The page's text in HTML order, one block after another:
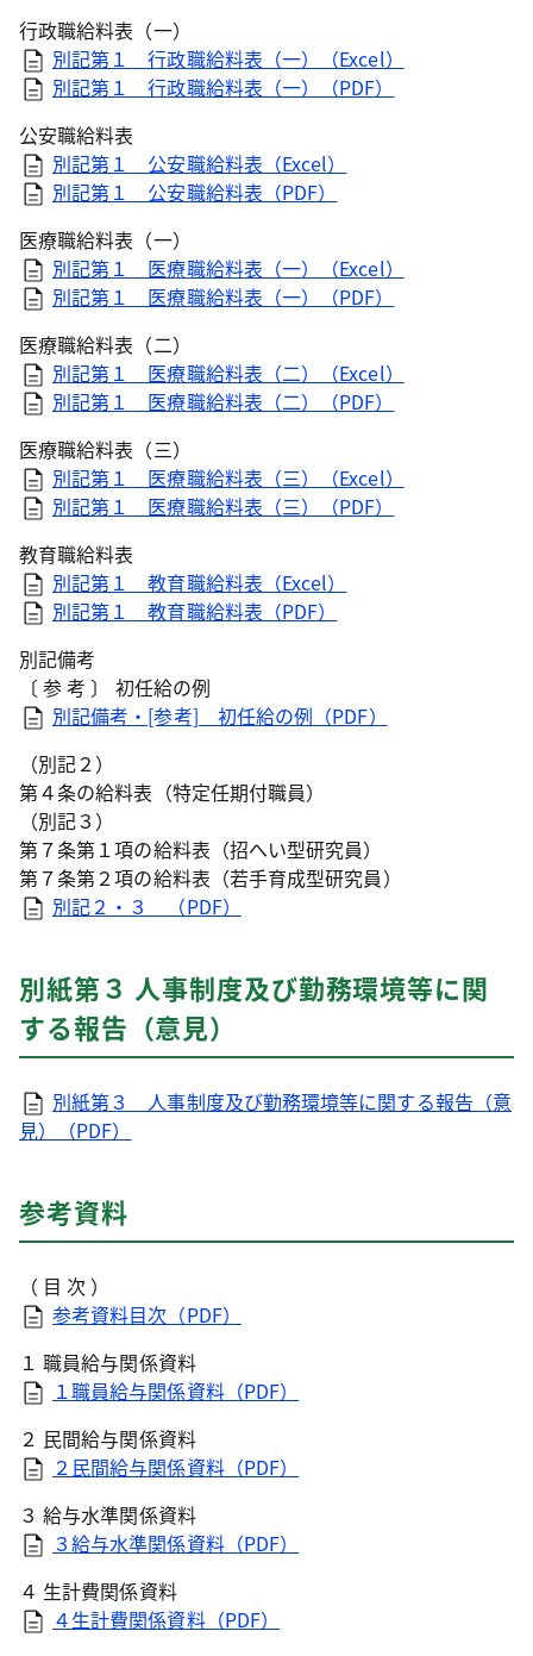
行政職給料表（一）
別記第１ 行政職給料表（一）（Excel）
別記第１ 行政職給料表（一）（PDF）
公安職給料表
別記第１ 公安職給料表（Excel）
別記第１ 公安職給料表（PDF）
医療職給料表（一）
別記第１ 医療職給料表（一）（Excel）
別記第１ 医療職給料表（一）（PDF）
医療職給料表（二）
別記第１ 医療職給料表（二）（Excel）
別記第１ 医療職給料表（二）（PDF）
医療職給料表（三）
別記第１ 医療職給料表（三）（Excel）
別記第１ 医療職給料表（三）（PDF）
教育職給料表
別記第１ 教育職給料表（Excel）
別記第１ 教育職給料表（PDF）
別記備考
〔 参 考 〕 初任給の例
別記備考・[参考] 初任給の例（PDF）
（別記２）
第４条の給料表（特定任期付職員）
（別記３）
第７条第１項の給料表（招へい型研究員）
第７条第２項の給料表（若手育成型研究員）
別記２・３ （PDF）
別紙第３ 人事制度及び勤務環境等に関
する報告（意見）
別紙第３ 人事制度及び勤務環境等に関する報告（意
見）（PDF）
参考資料
（ 目 次 ）
参考資料目次（PDF）
１ 職員給与関係資料
１職員給与関係資料（PDF）
２ 民間給与関係資料
２民間給与関係資料（PDF）
３ 給与水準関係資料
３給与水準関係資料（PDF）
４ 生計費関係資料
４生計費関係資料（PDF）